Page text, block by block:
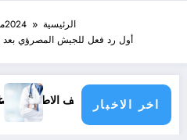
الرئيسية 2024
أول رد فعل للجيش المصرؤي
اخر الاخبار
و أرقام هاتف الاطباء الاخصائيين في
عناوين و